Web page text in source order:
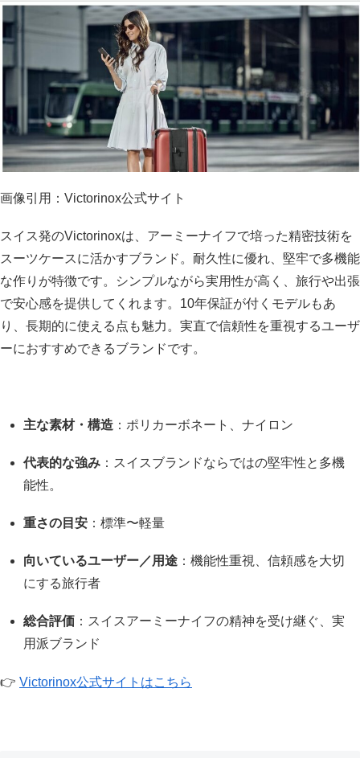
画像引用：Victorinox公式サイト
スイス発のVictorinoxは、アーミーナイフで培った精密技術を
スーツケースに活かすブランド。耐久性に優れ、堅牢で多機能
な作りが特徴です。シンプルながら実用性が高く、旅行や出張
で安心感を提供してくれます。10年保証が付くモデルもあ
り、長期的に使える点も魅力。実直で信頼性を重視するユーザ
ーにおすすめできるブランドです。
主な素材・構造 ：ポリカーボネート、ナイロン
代表的な強み ：スイスブランドならではの堅牢性と多機
能性。
重さの目安 ：標準〜軽量
向いているユーザー／用途 ：機能性重視、信頼感を大切
にする旅行者
総合評価 ：スイスアーミーナイフの精神を受け継ぐ、実
用派ブランド
👉 Victorinox公式サイトはこちら